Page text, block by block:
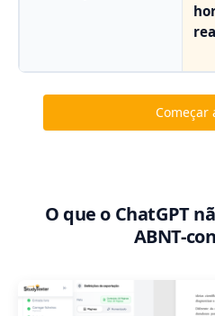
Começar
O que o ChatGPT
ABNT-